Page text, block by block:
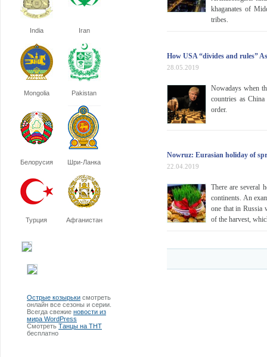
India Iran
Mongolia Pakistan
Белорусия Шри-Ланка
Турция Афганистан
Острые козырьки смотреть
онлайн все сезоны и серии.
Всегда свежие новости из
мира WordPress
Смотреть Танцы на ТНТ
бесплатно
khaganates of
tribes.
How USA “divides and rules”
28.05.2019
Nowadays when
countries as
order.
Nowruz: Eurasian holiday of
22.04.2019
There are several
continents. An
one that in Russia
of the harvest,